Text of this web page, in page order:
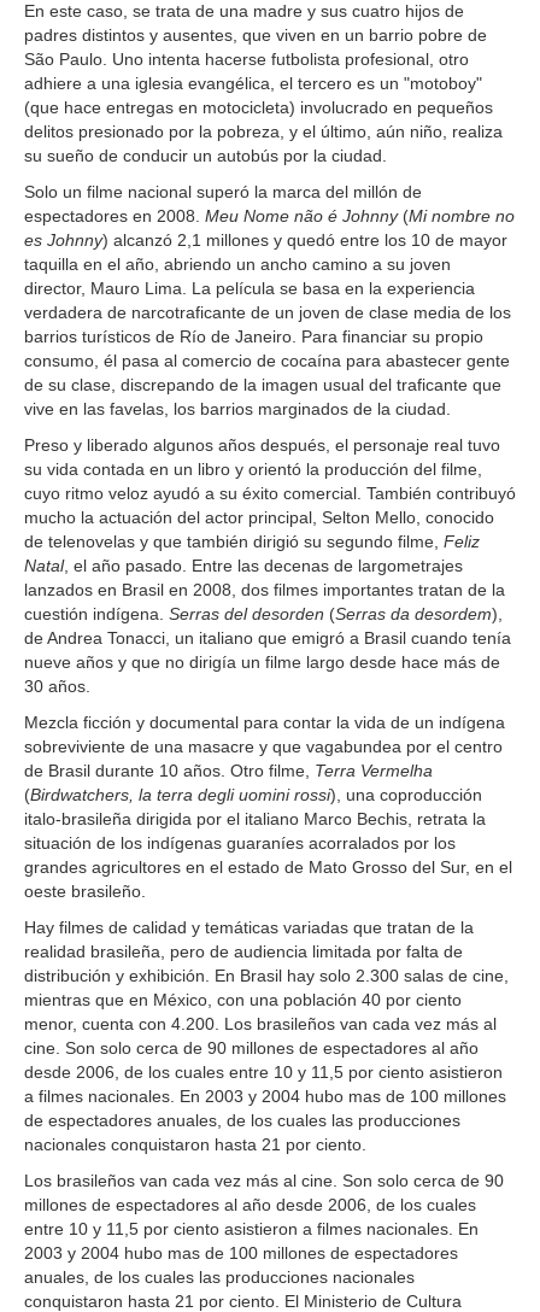
En este caso, se trata de una madre y sus cuatro hijos de
padres distintos y ausentes, que viven en un barrio pobre de
São Paulo. Uno intenta hacerse futbolista profesional, otro
adhiere a una iglesia evangélica, el tercero es un "motoboy"
(que hace entregas en motocicleta) involucrado en pequeños
delitos presionado por la pobreza, y el último, aún niño, realiza
su sueño de conducir un autobús por la ciudad.
Solo un filme nacional superó la marca del millón de
espectadores en 2008. Meu Nome não é Johnny(Mi nombre no
es Johnny) alcanzó 2,1 millones y quedó entre los 10 de mayor
taquilla en el año, abriendo un ancho camino a su joven
director, Mauro Lima. La película se basa en la experiencia
verdadera de narcotraficante de un joven de clase media de los
barrios turísticos de Río de Janeiro. Para financiar su propio
consumo, él pasa al comercio de cocaína para abastecer gente
de su clase, discrepando de la imagen usual del traficante que
vive en las favelas, los barrios marginados de la ciudad.
Preso y liberado algunos años después, el personaje real tuvo
su vida contada en un libro y orientó la producción del filme,
cuyo ritmo veloz ayudó a su éxito comercial. También contribuyó
mucho la actuación del actor principal, Selton Mello, conocido
de telenovelas y que también dirigió su segundo filme, Feliz
Natal, el año pasado. Entre las decenas de largometrajes
lanzados en Brasil en 2008, dos filmes importantes tratan de la
cuestión indígena. Serras del desorden (Serras da desordem),
de Andrea Tonacci, un italiano que emigró a Brasil cuando tenía
nueve años y que no dirigía un filme largo desde hace más de
30 años.
Mezcla ficción y documental para contar la vida de un indígena
sobreviviente de una masacre y que vagabundea por el centro
de Brasil durante 10 años. Otro filme, Terra Vermelha
(Birdwatchers, la terra degli uomini rossi), una coproducción
italo-brasileña dirigida por el italiano Marco Bechis, retrata la
situación de los indígenas guaraníes acorralados por los
grandes agricultores en el estado de Mato Grosso del Sur, en el
oeste brasileño.
Hay filmes de calidad y temáticas variadas que tratan de la
realidad brasileña, pero de audiencia limitada por falta de
distribución y exhibición. En Brasil hay solo 2.300 salas de cine,
mientras que en México, con una población 40 por ciento
menor, cuenta con 4.200. Los brasileños van cada vez más al
cine. Son solo cerca de 90 millones de espectadores al año
desde 2006, de los cuales entre 10 y 11,5 por ciento asistieron
a filmes nacionales. En 2003 y 2004 hubo mas de 100 millones
de espectadores anuales, de los cuales las producciones
nacionales conquistaron hasta 21 por ciento.
Los brasileños van cada vez más al cine. Son solo cerca de 90
millones de espectadores al año desde 2006, de los cuales
entre 10 y 11,5 por ciento asistieron a filmes nacionales. En
2003 y 2004 hubo mas de 100 millones de espectadores
anuales, de los cuales las producciones nacionales
conquistaron hasta 21 por ciento. El Ministerio de Cultura